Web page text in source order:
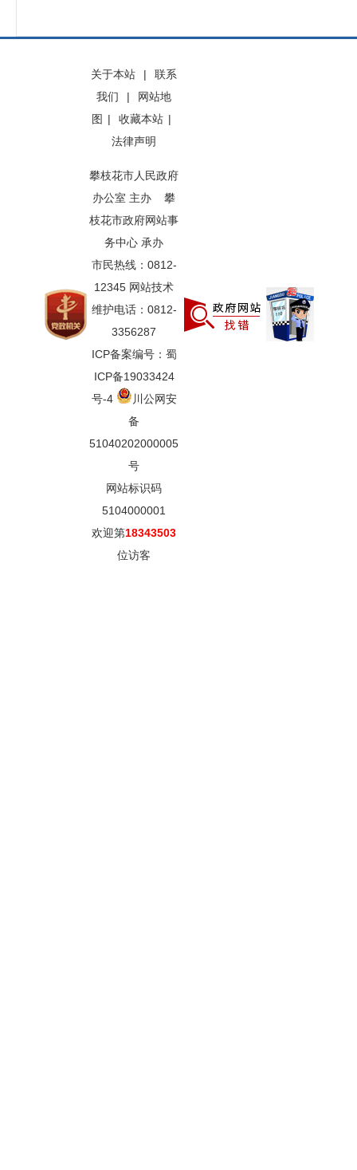
关于本站 |
联系
我们
|
网站地
图 | 收藏本站 |
法律声明
攀枝花市人民政府
办公室 主办 攀
枝花市政府网站事
务中心 承办
市民热线：0812-
12345 网站技术
维护电话：0812-
3356287
ICP备案编号：蜀
ICP备19033424
号-4
川公网安
备
51040202000005
号
网站标识码
5104000001
欢迎第18343503
位访客